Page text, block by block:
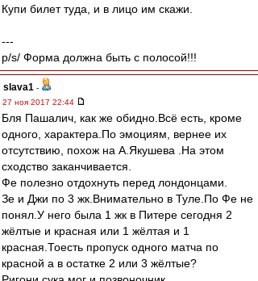
Купи билет туда, и в лицо им скажи.
---
p/s/ Форма должна быть с полосой!!!
slava1 -
27 ноя 2017 22:44
Бля Пашалич, как же обидно.Всё есть, кроме
одного, характера.По эмоциям, вернее их
отсутствию, похож на А.Якушева .На этом
сходство заканчивается.
Фе полезно отдохнуть перед лондонцами.
Зе и Джи по 3 жк.Внимательно в Туле.По Фе не
понял.У него была 1 жк в Питере сегодня 2
жёлтые и красная или 1 жёлтая и 1
красная.Тоесть пропуск одного матча по
красной а в остатке 2 или 3 жёлтые?